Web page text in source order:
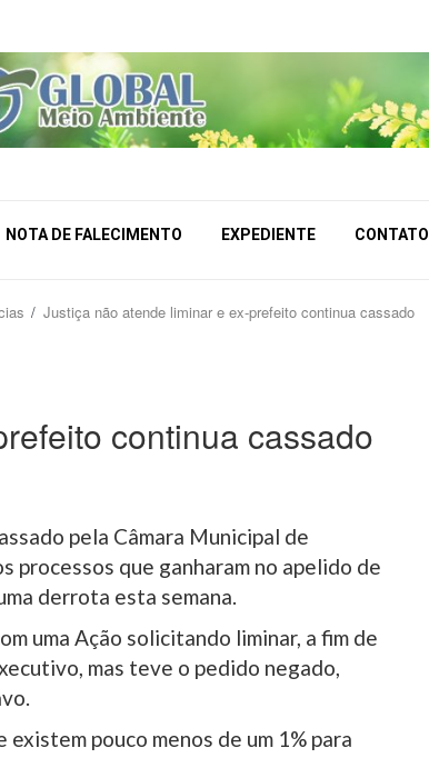
NOTA DE FALECIMENTO EXPEDIENTE CONTATO
Justiça não atende liminar e ex-prefeito continua cassado
continua cassado
pela Câmara Municipal de
processos que ganharam no apelido de
derrota esta semana.
uma Ação solicitando liminar, a fim de
mas teve o pedido negado,
pouco menos de um 1% para